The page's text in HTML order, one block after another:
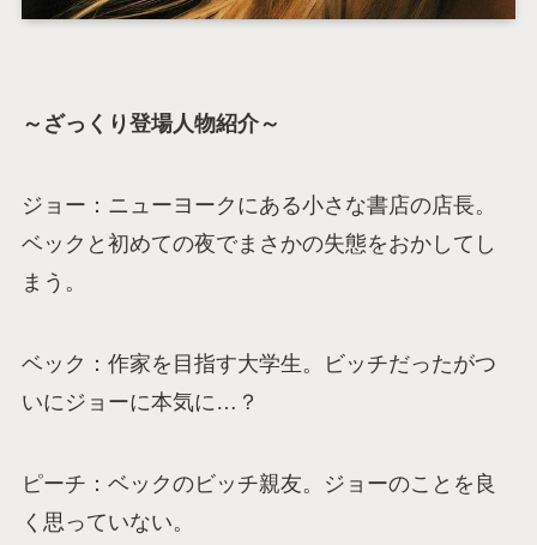
～ざっくり登場人物紹介～
ジョー：ニューヨークにある小さな書店の店長。
ベックと初めての夜でまさかの失態をおかしてし
まう。
ベック：作家を目指す大学生。ビッチだったがつ
いにジョーに本気に…？
ピーチ：ベックのビッチ親友。ジョーのことを良
く思っていない。